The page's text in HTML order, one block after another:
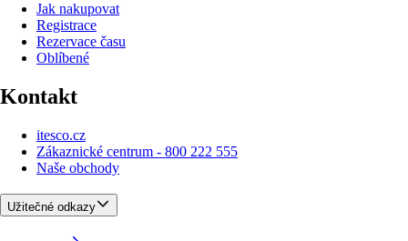
Jak nakupovat
Registrace
Rezervace času
Oblíbené
Kontakt
itesco.cz
Zákaznické centrum - 800 222 555
Naše obchody
Užitečné odkazy